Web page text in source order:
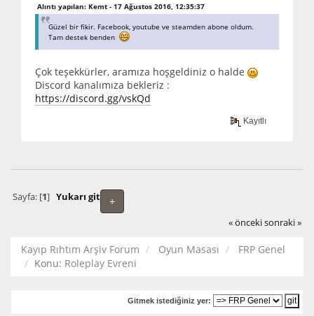
Alıntı yapılan: Kemt - 17 Ağustos 2016, 12:35:37
Güzel bir fikir. Facebook, youtube ve steamden abone oldum.
Tam destek benden
Çok teşekkürler, aramıza hoşgeldiniz o halde
Discord kanalımıza bekleriz :
https://discord.gg/vskQd
Kayıtlı
+
Sayfa: [1] Yukarı git
« önceki sonraki »
Kayıp Rıhtım Arşiv Forum Oyun Masası
FRP Genel
Konu: Roleplay Evreni
Gitmek istediğiniz yer: